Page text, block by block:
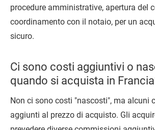
procedure amministrative, apertura del
coordinamento con il notaio, per un
sicuro.
Ci sono costi aggiuntivi o
quando si acquista in
Non ci sono costi "nascosti", ma alcuni
aggiunti al prezzo di acquisto. Gli